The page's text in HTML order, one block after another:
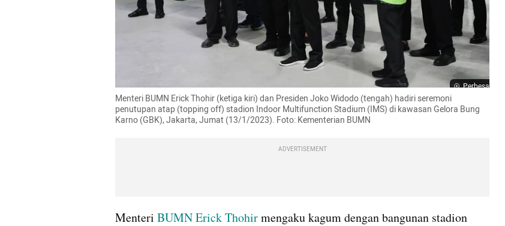
Perbesar
Menteri BUMN Erick Thohir (ketiga kiri) dan Presiden Joko Widodo (tengah) hadiri seremoni
penutupan atap (topping off) stadion Indoor Multifunction Stadium (IMS) di kawasan Gelora Bung
Karno (GBK), Jakarta, Jumat (13/1/2023). Foto: Kementerian BUMN
ADVERTISEMENT
Menteri BUMNErick Thohir mengaku kagum dengan bangunan stadion